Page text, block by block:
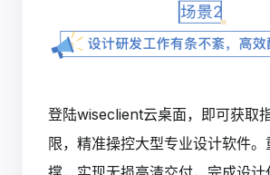
登陆wiseclient云桌面，即可获取
限，精准操控大型专业设计软件